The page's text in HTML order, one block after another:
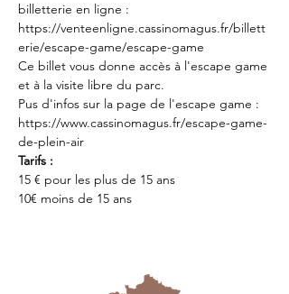
billetterie en ligne :
https://venteenligne.cassinomagus.fr/billett
erie/escape-game/escape-game
Ce billet vous donne accès à l'escape game
et à la visite libre du parc.
Pus d'infos sur la page de l'escape game :
https://www.cassinomagus.fr/escape-game-
de-plein-air
Tarifs :
15 € pour les plus de 15 ans
10€ moins de 15 ans